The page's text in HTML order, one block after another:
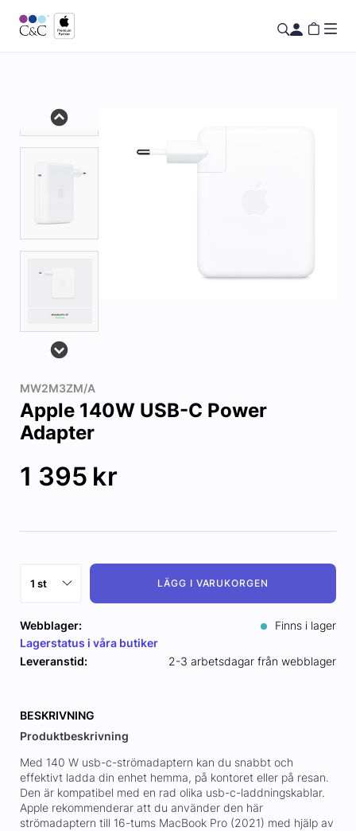
MW2M3ZM/A
Apple 140W USB-C Power
Adapter
1 395 kr
LÄGG I VARUKORGEN
Webblager:
Finns i lager
Lagerstatus i våra butiker
Leveranstid:
2-3 arbetsdagar från webblager
BESKRIVNING
Produktbeskrivning
Med 140 W usb-c-strömadaptern kan du snabbt och
effektivt ladda din enhet hemma, på kontoret eller på resan.
Den är kompatibel med en rad olika usb-c-laddningskablar.
Apple rekommenderar att du använder den här
strömadaptern till 16-tums MacBook Pro (2021) med hjälp av